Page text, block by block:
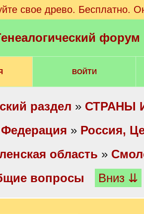
свое древо. Бесплатно.
ВОЙТИ
раздел » СТРАНЫ
» Россия,
область »
вопросы
Вниз ⇊